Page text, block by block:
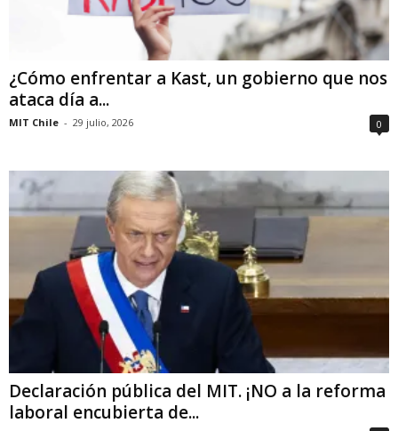
¿Cómo enfrentar a Kast, un gobierno que nos
ataca día a...
MIT Chile - 29 julio, 2026 0
Declaración pública del MIT. ¡NO a la reforma
laboral encubierta de...